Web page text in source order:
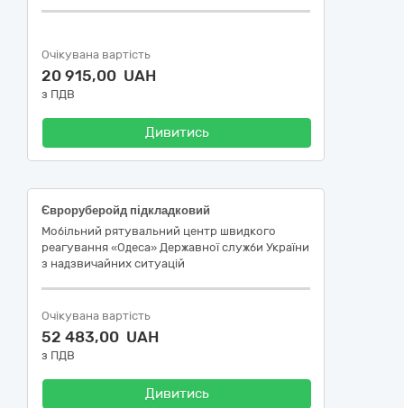
Очікувана вартість
20 915,00 UAH
з ПДВ
Дивитись
Євроруберойд підкладковий
Мобільний рятувальний центр швидкого
реагування «Одеса» Державної служби України
з надзвичайних ситуацій
Очікувана вартість
52 483,00 UAH
з ПДВ
Дивитись